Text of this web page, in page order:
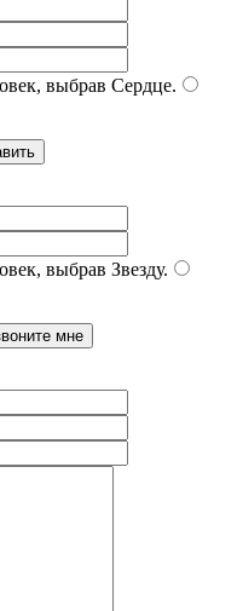
выбрав Сердце.
выбрав Звезду.